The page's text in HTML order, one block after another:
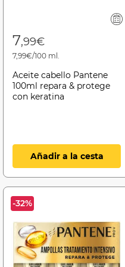
7,99€
7,99€/100 ml.
Aceite cabello Pantene
100ml repara & protege
con keratina
Añadir a la cesta
-32%